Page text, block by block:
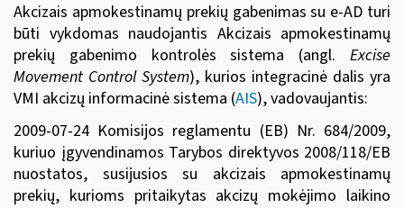
Akcizais apmokestinamų prekių gabenimas su e-AD turi
būti vykdomas naudojantis Akcizais apmokestinamų
prekių gabenimo kontrolės sistema (angl. Excise
Movement Control System), kurios integracinė dalis yra
VMI akcizų informacinė sistema (AIS), vadovaujantis:
2009-07-24 Komisijos reglamentu (EB) Nr. 684/2009,
kuriuo įgyvendinamos Tarybos direktyvos 2008/118/EB
nuostatos, susijusios su akcizais apmokestinamų
prekių, kurioms pritaikytas akcizų mokėjimo laikino